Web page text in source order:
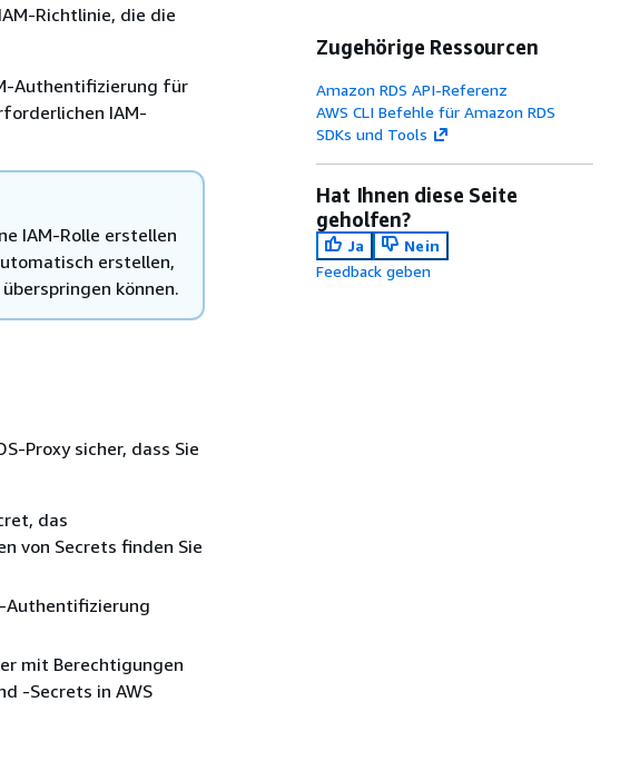
Richtlinie, die die
Authentifizierung für
IAM-
IAM-Rolle erstellen
erstellen,
können.
Proxy sicher, dass Sie
das
von Secrets finden Sie
Authentifizierung
mit Berechtigungen
-Secrets in AWS
Zugehörige Ressourcen
Amazon RDS API-Referenz
AWS CLI Befehle für Amazon RDS
SDKs und Tools
Hat Ihnen diese Seite
geholfen?
Ja
Nein
Feedback geben